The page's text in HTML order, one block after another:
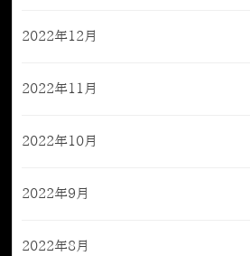
2022年12月
2022年11月
2022年10月
2022年9月
2022年8月